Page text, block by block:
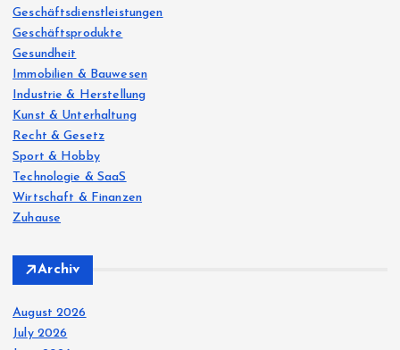
Geschäftsdienstleistungen
Geschäftsprodukte
Gesundheit
Immobilien & Bauwesen
Industrie & Herstellung
Kunst & Unterhaltung
Recht & Gesetz
Sport & Hobby
Technologie & SaaS
Wirtschaft & Finanzen
Zuhause
Archiv
August 2026
July 2026